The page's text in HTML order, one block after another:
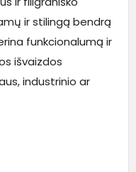
ir stilingą bendrą
funkcionalumą ir
išvaizdos
industrinio ar